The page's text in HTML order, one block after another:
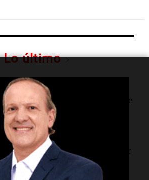
Lo último
diminutos remolinos de
del Sol
cristal de oro podría revolucionar
cuántica a temperatura